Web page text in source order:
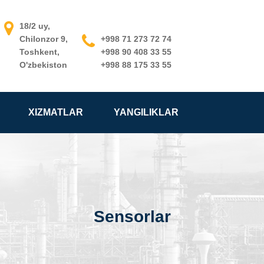
18/2 uy,
Chilonzor 9,
Toshkent,
O'zbekiston
+998 71 273 72 74
+998 90 408 33 55
+998 88 175 33 55
XIZMATLAR YANGILIKLAR
Sensorlar